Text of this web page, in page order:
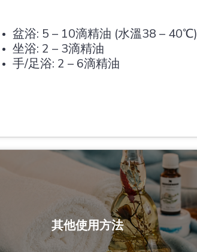
盆浴: 5 – 10滴精油 (水溫38 – 40℃)
坐浴: 2 – 3滴精油
手/足浴: 2 – 6滴精油
其他使用方法